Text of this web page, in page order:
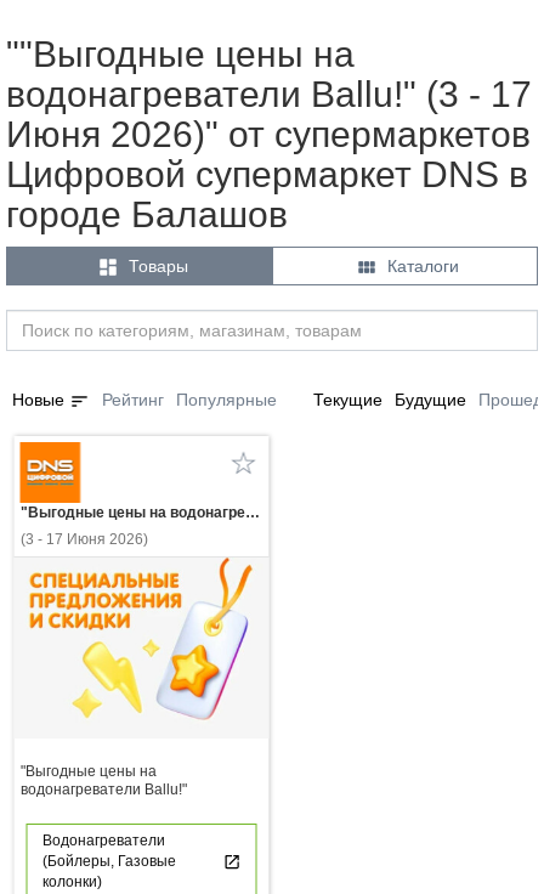
""Выгодные цены на
водонагреватели Ballu!" (3 - 17
Июня 2026)" от супермаркетов
Цифровой супермаркет DNS в
городе Балашов
 Товары  Каталоги
Новые sort Рейтинг Популярные Текущие Будущие
"Выгодные цены на водонагреватели Ballu!"
(3 - 17 Июня 2026)
"Выгодные цены на
водонагреватели Ballu!"
Водонагреватели
(Бойлеры, Газовые
колонки)